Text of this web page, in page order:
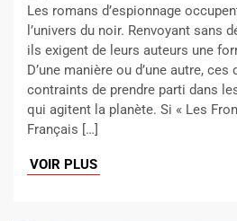
Les romans d’espionnage
l’univers du noir. Renvoyant sans
ils exigent de leurs auteurs une
D’une manière ou d’une autre,
contraints de prendre parti dans
qui agitent la planète. Si « Les
Français […]
VOIR PLUS